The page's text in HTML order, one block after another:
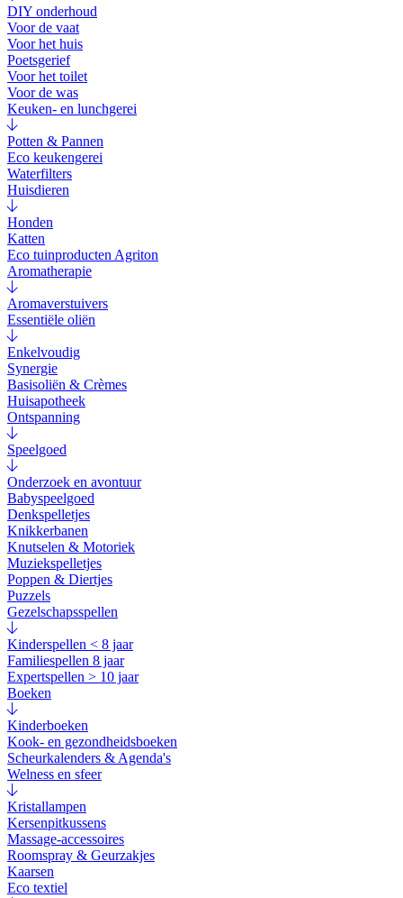
DIY onderhoud
Voor de vaat
Voor het huis
Poetsgerief
Voor het toilet
Voor de was
Keuken- en lunchgerei
Potten & Pannen
Eco keukengerei
Waterfilters
Huisdieren
Honden
Katten
Eco tuinproducten Agriton
Aromatherapie
Aromaverstuivers
Essentiële oliën
Enkelvoudig
Synergie
Basisoliën & Crèmes
Huisapotheek
Ontspanning
Speelgoed
Onderzoek en avontuur
Babyspeelgoed
Denkspelletjes
Knikkerbanen
Knutselen & Motoriek
Muziekspelletjes
Poppen & Diertjes
Puzzels
Gezelschapsspellen
Kinderspellen < 8 jaar
Familiespellen 8 jaar
Expertspellen > 10 jaar
Boeken
Kinderboeken
Kook- en gezondheidsboeken
Scheurkalenders & Agenda's
Welness en sfeer
Kristallampen
Kersenpitkussens
Massage-accessoires
Roomspray & Geurzakjes
Kaarsen
Eco textiel